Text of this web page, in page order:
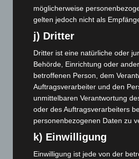
August 2024(107)
Juni 2024
Mai 2024(149)
April 2024(102)
März 2024(103)
Februar 2024
(103)
Januar 2024(111)
Dezember 2023(130)
November 2023 (130)
möglicherweise
gelten jedoch nicht als
j) Dritter
Dritter ist eine natürliche oder
Behörde, Einrichtung oder
betroffenen Person, dem
Auftragsverarbeiter und den
unmittelbaren Verantwortung
oder des Auftragsverarbeiters
personenbezogenen Daten zu
k) Einwilligung
Einwilligung ist jede von der